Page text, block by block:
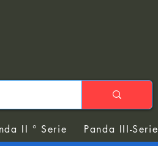
II ° Serie Panda III-Serie